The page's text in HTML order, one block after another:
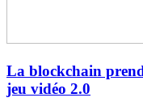
La blockchain
jeu vidéo 2.0